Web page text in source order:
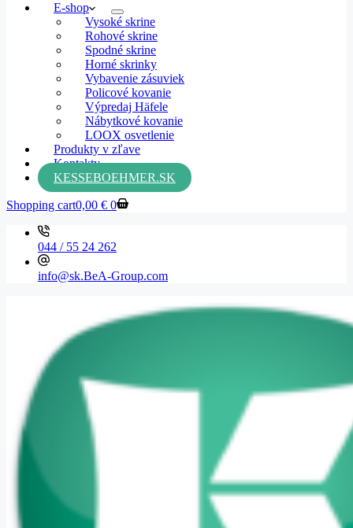
E-shop
Vysoké skrine
Rohové skrine
Spodné skrine
Horné skrinky
Vybavenie zásuviek
Policové kovanie
Výpredaj Häfele
Nábytkové kovanie
LOOX osvetlenie
Produkty v zľave
Kontakty
KESSEBOEHMER.SK
Shopping cart0,00 € 0
044 / 55 24 262
info@sk.BeA-Group.com